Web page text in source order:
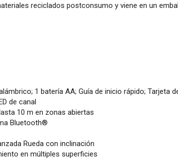
reciclados postconsumo y viene en un
1 batería AA; Guía de inicio rápido; Tarjeta
de canal
10 m en zonas abiertas
Bluetooth®
Rueda con inclinación
en múltiples superficies